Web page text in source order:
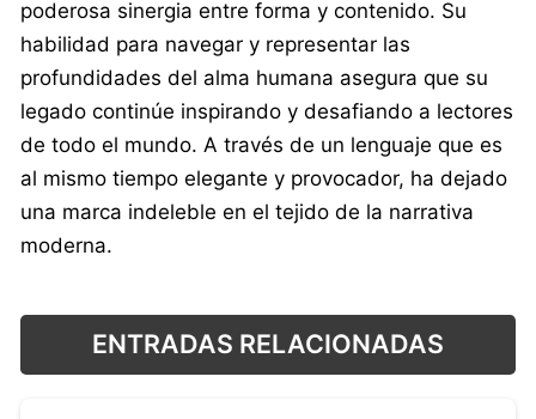
poderosa sinergia entre forma y contenido. Su
habilidad para navegar y representar las
profundidades del alma humana asegura que su
legado continúe inspirando y desafiando a lectores
de todo el mundo. A través de un lenguaje que es
al mismo tiempo elegante y provocador, ha dejado
una marca indeleble en el tejido de la narrativa
moderna.
ENTRADAS RELACIONADAS